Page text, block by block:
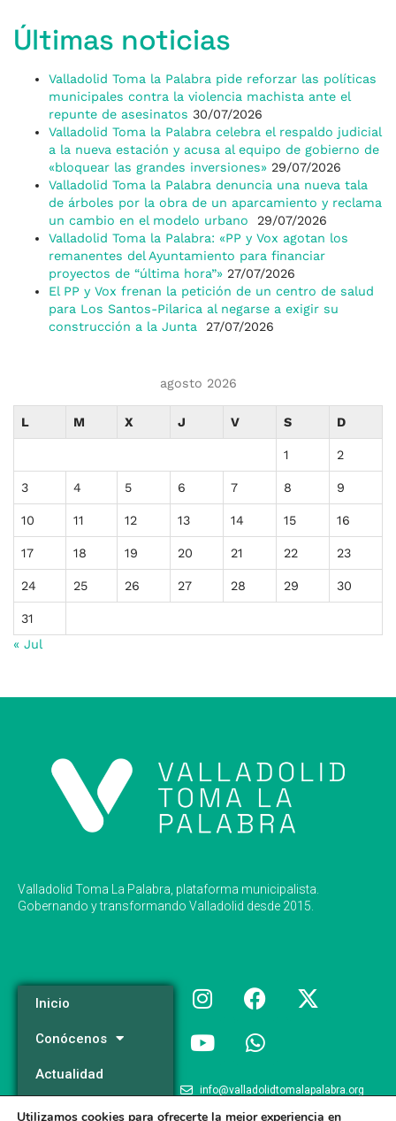
Últimas noticias
Valladolid Toma la Palabra pide reforzar las políticas
municipales contra la violencia machista ante el
repunte de asesinatos 30/07/2026
Valladolid Toma la Palabra celebra el respaldo judicial
a la nueva estación y acusa al equipo de gobierno de
«bloquear las grandes inversiones» 29/07/2026
Valladolid Toma la Palabra denuncia una nueva tala
de árboles por la obra de un aparcamiento y reclama
un cambio en el modelo urbano
29/07/2026
Valladolid Toma la Palabra: «PP y Vox agotan los
remanentes del Ayuntamiento para financiar
proyectos de “última hora”» 27/07/2026
El PP y Vox frenan la petición de un centro de salud
para Los Santos-Pilarica al negarse a exigir su
construcción a la Junta
27/07/2026
agosto 2026
L M X J V S D
1 2
3 4 5 6 7 8 9
10 11 12 13 14 15 16
17 18 19 20 21 22 23
24 25 26 27 28 29 30
31
« Jul
Valladolid Toma La Palabra, plataforma municipalista.
Gobernando y transformando Valladolid desde 2015.
Inicio
Conócenos
Actualidad
Programa
info@valladolidtomalapalabra.org
Utilizamos cookies para ofrecerte la mejor experiencia en